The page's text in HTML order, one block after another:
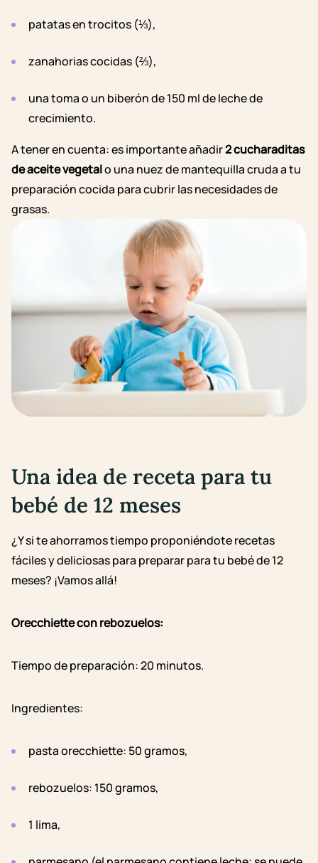
patatas en trocitos (⅓),
zanahorias cocidas (⅔),
una toma o un biberón de 150 ml de leche de
crecimiento.
A tener en cuenta: es importante añadir2 cucharaditas
de aceite vegetalo una nuez de mantequilla cruda a tu
preparación cocida para cubrir las necesidades de
grasas.
Una idea de receta para tu
bebé de 12 meses
¿Y si te ahorramos tiempo proponiéndote recetas
fáciles y deliciosas para preparar para tu bebé de 12
meses? ¡Vamos allá!
Orecchiette con rebozuelos:
Tiempo de preparación: 20 minutos.
Ingredientes:
pasta orecchiette: 50 gramos,
rebozuelos: 150 gramos,
1 lima,